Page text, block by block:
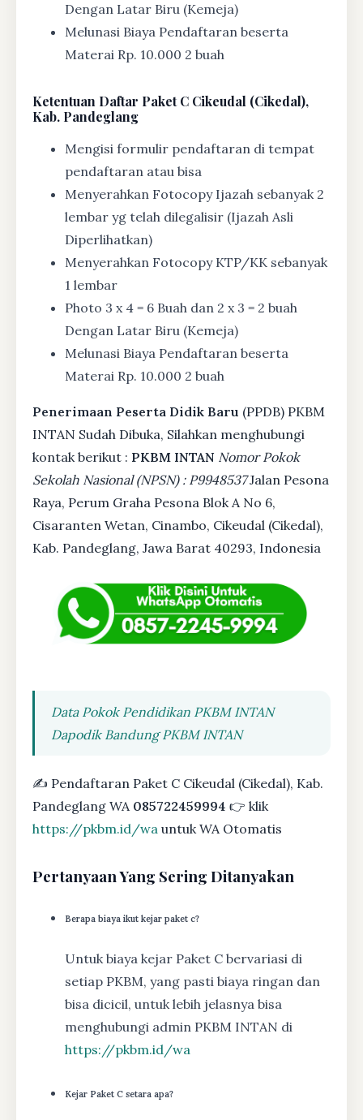
Dengan Latar Biru (Kemeja)
Melunasi Biaya Pendaftaran beserta
Materai Rp. 10.000 2 buah
Ketentuan Daftar Paket C Cikeudal (Cikedal),
Kab. Pandeglang
Mengisi formulir pendaftaran di tempat
pendaftaran atau bisa
Menyerahkan Fotocopy Ijazah sebanyak 2
lembar yg telah dilegalisir (Ijazah Asli
Diperlihatkan)
Menyerahkan Fotocopy KTP/KK sebanyak
1 lembar
Photo 3 x 4 = 6 Buah dan 2 x 3 = 2 buah
Dengan Latar Biru (Kemeja)
Melunasi Biaya Pendaftaran beserta
Materai Rp. 10.000 2 buah
Penerimaan Peserta Didik Baru (PPDB) PKBM
INTAN Sudah Dibuka, Silahkan menghubungi
kontak berikut : PKBM INTAN Nomor Pokok
Sekolah Nasional (NPSN) : P9948537Jalan Pesona
Raya, Perum Graha Pesona Blok A No 6,
Cisaranten Wetan, Cinambo, Cikeudal (Cikedal),
Kab. Pandeglang, Jawa Barat 40293, Indonesia
Data Pokok Pendidikan PKBM INTAN
Dapodik Bandung PKBM INTAN
✍ Pendaftaran Paket C Cikeudal (Cikedal), Kab.
Pandeglang WA 085722459994 👉 klik
https://pkbm.id/wa untuk WA Otomatis
Pertanyaan Yang Sering Ditanyakan
Berapa biaya ikut kejar paket c?
Untuk biaya kejar Paket C bervariasi di
setiap PKBM, yang pasti biaya ringan dan
bisa dicicil, untuk lebih jelasnya bisa
menghubungi admin PKBM INTAN di
https://pkbm.id/wa
Kejar Paket C setara apa?